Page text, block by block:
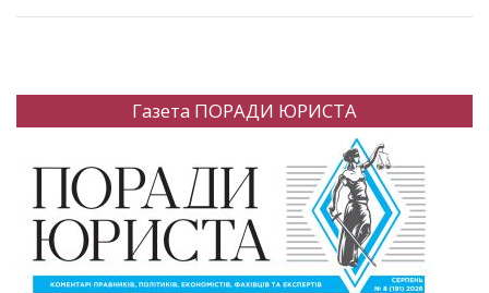
Газета ПОРАДИ ЮРИСТА